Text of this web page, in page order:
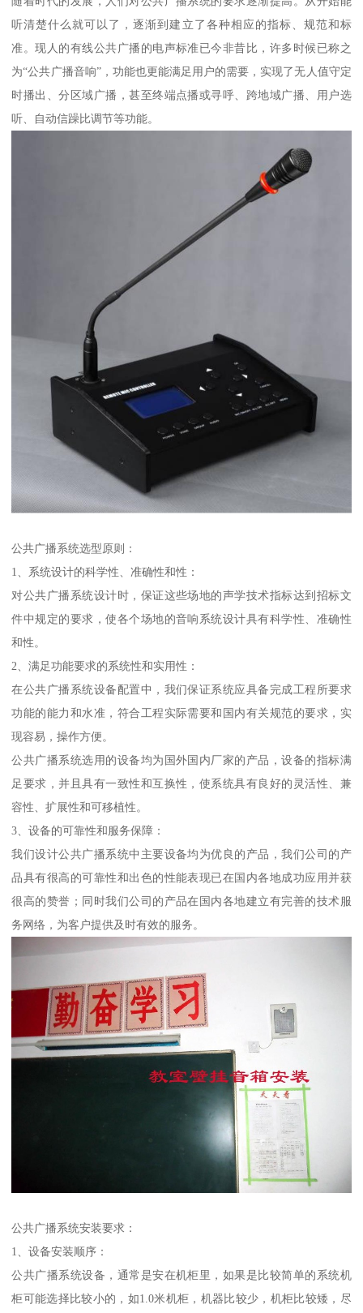
听清楚什么就可以了，逐渐到建立了各种相应的指标、规范和标
准。现人的有线公共广播的电声标准已今非昔比，许多时候已称之
为“公共广播音响”，功能也更能满足用户的需要，实现了无人值守定
时播出、分区域广播，甚至终端点播或寻呼、跨地域广播、用户选
听、自动信躁比调节等功能。
公共广播系统选型原则：
1、系统设计的科学性、准确性和性：
对公共广播系统设计时，保证这些场地的声学技术指标达到招标文
件中规定的要求，使各个场地的音响系统设计具有科学性、准确性
和性。
2、满足功能要求的系统性和实用性：
在公共广播系统设备配置中，我们保证系统应具备完成工程所要求
功能的能力和水准，符合工程实际需要和国内有关规范的要求，实
现容易，操作方便。
公共广播系统选用的设备均为国外国内厂家的产品，设备的指标满
足要求，并且具有一致性和互换性，使系统具有良好的灵活性、兼
容性、扩展性和可移植性。
3、设备的可靠性和服务保障：
我们设计公共广播系统中主要设备均为优良的产品，我们公司的产
品具有很高的可靠性和出色的性能表现已在国内各地成功应用并获
很高的赞誉；同时我们公司的产品在国内各地建立有完善的技术服
务网络，为客户提供及时有效的服务。
公共广播系统安装要求：
1、设备安装顺序：
公共广播系统设备，通常是安在机柜里，如果是比较简单的系统机
柜可能选择比较小的，如1.0米机柜，机器比较少，机柜比较矮，尽